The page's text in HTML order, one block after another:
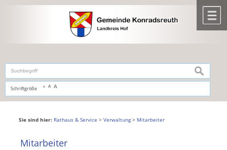
,zur Navigationoderzur Startseitespringen.
Schriftgröße A A A
suchen
Sie sind hier: Rathaus & Service > Verwaltung> Mitarbeiter
Mitarbeiter